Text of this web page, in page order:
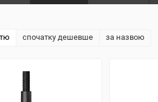
спочатку дешевше за назвою